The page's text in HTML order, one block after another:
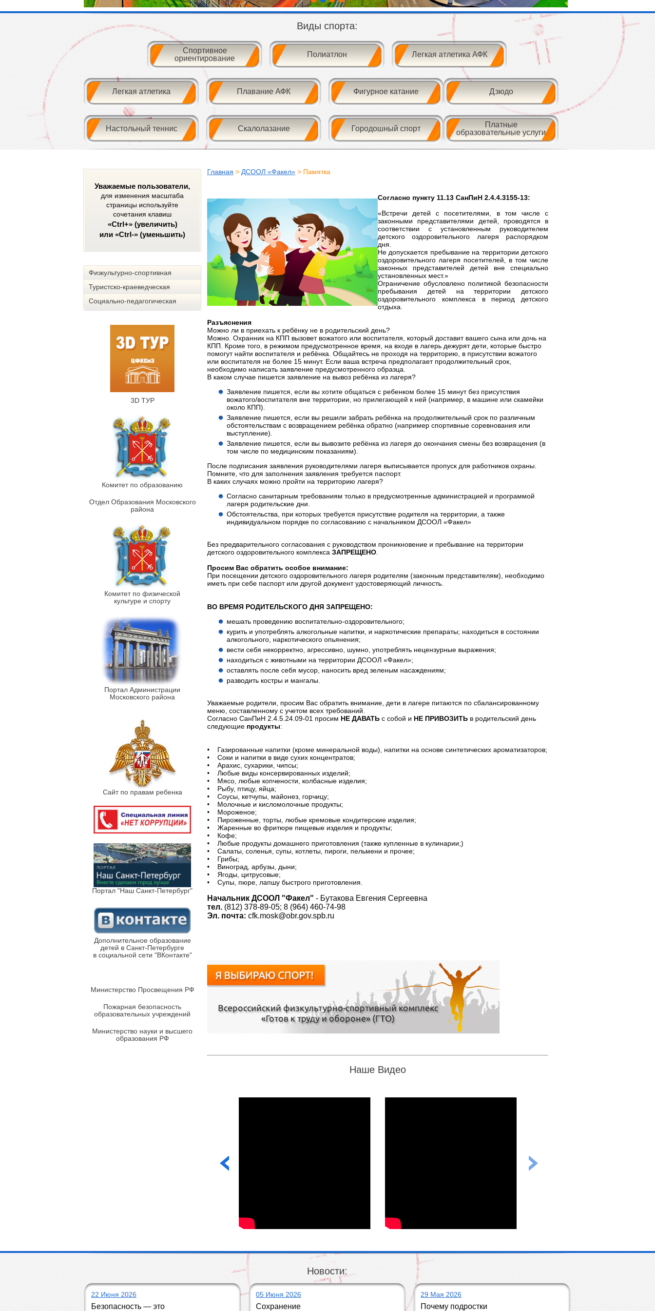
Виды спорта:
Спортивное
ориентирование
Полиатлон Легкая атлетика АФК
Легкая атлетика Плавание АФК Фигурное катание Дзюдо
Настольный теннис Скалолазание Городошный спорт
Платные
образовательные услуги
Уважаемые пользователи,
для изменения масштаба
страницы используйте
сочетания клавиш
«Ctrl+» (увеличить)
или «Ctrl-» (уменьшить)
Физкультурно-спортивная
Туристско-краеведческая
Социально-педагогическая
3D ТУР
Комитет по образованию
Отдел Образования Московского
района
Комитет по физической
культуре и спорту
Портал Администрации
Московского района
Сайт по правам ребенка
Портал "Наш Санкт-Петербург"
Дополнительное образование
детей в Санкт-Петербурге
в социальной сети "ВКонтакте"
Министерство Просвещения РФ
Пожарная безопасность
образовательных учреждений
Министерство науки и высшего
образования РФ
Главная > ДСООЛ «Факел» > Памятка
Согласно пункту 11.13 СанПиН 2.4.4.3155-13:
«Встречи детей с посетителями, в том числе с
законными представителями детей, проводятся в
соответствии с установленным руководителем
детского оздоровительного лагеря распорядком
дня.
Не допускается пребывание на территории детского
оздоровительного лагеря посетителей, в том числе
законных представителей детей вне специально
установленных мест.»
Ограничение обусловлено политикой безопасности
пребывания детей на территории детского
оздоровительного комплекса в период детского
отдыха.
Разъяснения
Можно ли в приехать к ребёнку не в родительский день?
Можно. Охранник на КПП вызовет вожатого или воспитателя, который доставит вашего сына или дочь на
КПП. Кроме того, в режимом предусмотренное время, на входе в лагерь дежурят дети, которые быстро
помогут найти воспитателя и ребёнка. Общайтесь не проходя на территорию, в присутствии вожатого
или воспитателя не более 15 минут. Если ваша встреча предполагает продолжительный срок,
необходимо написать заявление предусмотренного образца.
В каком случае пишется заявление на вывоз ребёнка из лагеря?
Заявление пишется, если вы хотите общаться с ребенком более 15 минут без присутствия
вожатого/воспитателя вне территории, но прилегающей к ней (например, в машине или скамейки
около КПП).
Заявление пишется, если вы решили забрать ребёнка на продолжительный срок по различным
обстоятельствам с возвращением ребёнка обратно (например спортивные соревнования или
выступление).
Заявление пишется, если вы вывозите ребёнка из лагеря до окончания смены без возвращения (в
том числе по медицинским показаниям).
После подписания заявления руководителями лагеря выписывается пропуск для работников охраны.
Помните, что для заполнения заявления требуется паспорт.
В каких случаях можно пройти на территорию лагеря?
Согласно санитарным требованиям только в предусмотренные администрацией и программой
лагеря родительские дни.
Обстоятельства, при которых требуется присутствие родителя на территории, а также
индивидуальном порядке по согласованию с начальником ДСООЛ «Факел»
Без предварительного согласования с руководством проникновение и пребывание на территории
детского оздоровительного комплекса ЗАПРЕЩЕНО
Просим Вас обратить особое внимание:
При посещении детского оздоровительного лагеря родителям (законным представителям), необходимо
иметь при себе паспорт или другой документ удостоверяющий личность.
ВО ВРЕМЯ РОДИТЕЛЬСКОГО ДНЯ ЗАПРЕЩЕНО:
мешать проведению воспитательно-оздоровительного;
курить и употреблять алкогольные напитки, и наркотические препараты; находиться в состоянии
алкогольного, наркотического опьянения;
вести себя некорректно, агрессивно, шумно, употреблять нецензурные выражения;
находиться с животными на территории ДСООЛ «Факел»;
оставлять после себя мусор, наносить вред зеленым насаждениям;
разводить костры и мангалы.
Уважаемые родители, просим Вас обратить внимание, дети в лагере питаются по сбалансированному
меню, составленному с учетом всех требований.
Согласно СанПиН 2.4.5.24.09-01 просим НЕ ДАВАТЬ с собой и НЕ ПРИВОЗИТЬ в родительский день
следующие продукты:
• Газированные напитки (кроме минеральной воды), напитки на основе синтетических ароматизаторов;
• Соки и напитки в виде сухих концентратов;
• Арахис, сухарики, чипсы;
• Любые виды консервированных изделий;
• Мясо, любые копчености, колбасные изделия;
• Рыбу, птицу, яйца;
• Соусы, кетчупы, майонез, горчицу;
• Молочные и кисломолочные продукты;
• Мороженое;
• Пироженные, торты, любые кремовые кондитерские изделия;
• Жаренные во фритюре пищевые изделия и продукты;
• Кофе;
• Любые продукты домашнего приготовления (также купленные в кулинарии;)
• Салаты, соленья, супы, котлеты, пироги, пельмени и прочее;
• Грибы;
• Виноград, арбузы, дыни;
• Ягоды, цитрусовые;
• Супы, пюре, лапшу быстрого приготовления.
Начальник ДСООЛ "Факел" - Бутакова Евгения Сергеевна
тел. (812) 378-89-05; 8 (964) 460-74-98
Эл. почта: cfk.mosk@obr.gov.spb.ru
Наше Видео
Новости:
22 Июня 2026
Безопасность — это
05 Июня 2026
Сохранение
29 Мая 2026
Почему подростки